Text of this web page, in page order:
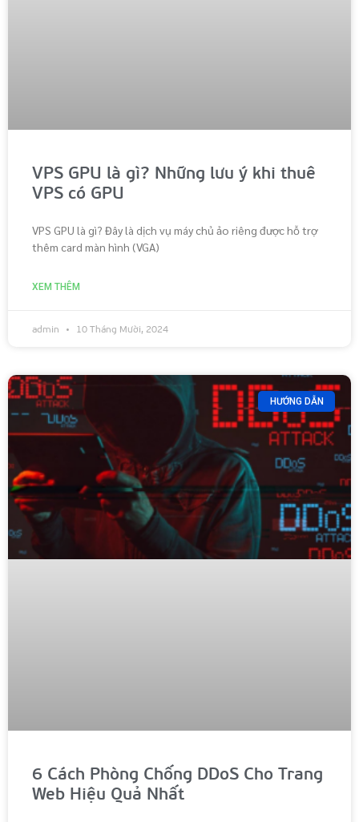
VPS GPU là gì? Những lưu ý khi thuê
VPS có GPU
VPS GPU là gì? Đây là dịch vụ máy chủ ảo riêng được hỗ trợ
thêm card màn hình (VGA)
XEM THÊM
admin 10 Tháng Mười, 2024
HƯỚNG DẪN
6 Cách Phòng Chống DDoS Cho Trang
Web Hiệu Quả Nhất